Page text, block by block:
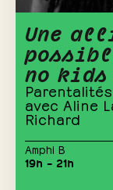
Une
no kids
avec Aline
Richard
Amphi B
19h – 21h